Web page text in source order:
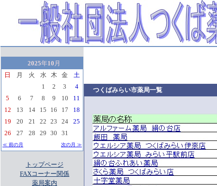
2025年10 月
日
月 火 水 木 金
土
1
2 3
4
5
6 7 8 9 10
11
12
13 14 15 16 17
18
19
20 21 22 23 24
25
26
27 28 29 30 31
≪ 前の月 次の月 ≫
トップページ
FAXコーナー関係
薬局案内
つくばみらい市薬局一覧